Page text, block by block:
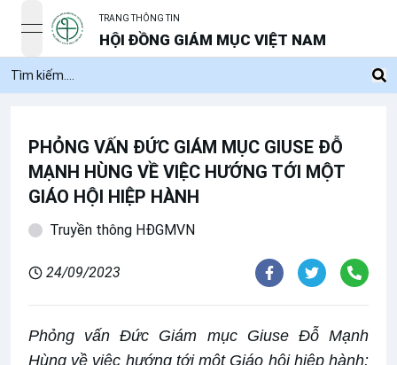
open navigation menu
TRANG THÔNG TIN
HỘI ĐỒNG GIÁM MỤC VIỆT NAM
PHỎNG VẤN ĐỨC GIÁM MỤC GIUSE ĐỖ
MẠNH HÙNG VỀ VIỆC HƯỚNG TỚI MỘT
GIÁO HỘI HIỆP HÀNH
Truyền thông HĐGMVN
24/09/2023
Phỏng vấn Đức Giám mục Giuse Đỗ Mạnh
Hùng về việc hướng tới một Giáo hội hiêp hành: